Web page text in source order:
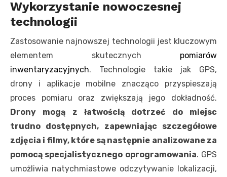
Wykorzystanie nowoczesnej
technologii
Zastosowanie najnowszej technologii jest kluczowym
elementem skutecznych pomiarów
inwentaryzacyjnych. Technologie takie jak GPS,
drony i aplikacje mobilne znacząco przyspieszają
proces pomiaru oraz zwiększają jego dokładność.
Drony mogą z łatwością dotrzeć do miejsc
trudno dostępnych, zapewniając szczegółowe
zdjęcia i filmy, które są następnie analizowane za
pomocą specjalistycznego oprogramowania. GPS
umożliwia natychmiastowe odczytywanie lokalizacji,